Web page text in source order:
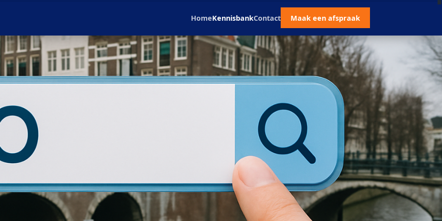
HomeKennisbankContact Maak een afspraak